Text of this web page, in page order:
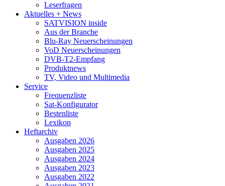
Leserfragen
Aktuelles + News
SATVISION inside
Aus der Branche
Blu-Ray Neuerscheinungen
VoD Neuerscheinungen
DVB-T2-Empfang
Produktnews
TV, Video und Multimedia
Service
Frequenzliste
Sat-Konfigurator
Bestenliste
Lexikon
Heftarchiv
Ausgaben 2026
Ausgaben 2025
Ausgaben 2024
Ausgaben 2023
Ausgaben 2022